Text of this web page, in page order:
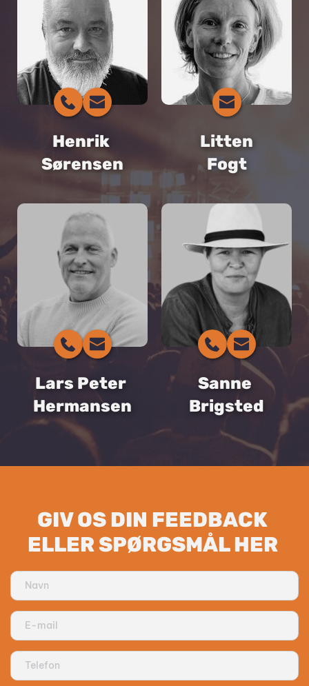
Henrik
Sørensen
Litten
Fogt
Lars Peter
Hermansen
Sanne
Brigsted
GIV OS DIN FEEDBACK
ELLER SPØRGSMÅL HER
Sign up og modtag nyheder om nye liveshows
og adgang til presale og særlige tilbud.
Dit navn
E-mail
Nej tak, det ikke noget for mig